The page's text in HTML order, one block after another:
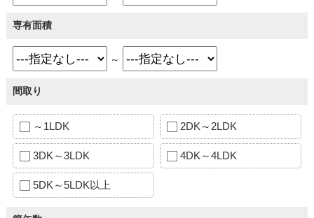
専有面積
～
間取り
～1LDK 2DK～2LDK
3DK～3LDK 4DK～4LDK
5DK～5LDK以上